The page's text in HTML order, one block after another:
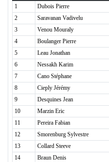
1
Dubois Pierre
2
Saravanan Vadivelu
3
Venou Mouraly
4
Boulanger Pierre
5
Leau Jonathan
6
Nessakh Karim
7
Cano Stéphane
8
Cieply Jérémy
9
Desquines Jean
10
Marzin Eric
11
Pereira Fabian
12
Smorenburg Sylvestre
13
Collard Steeve
14
Braun Denis